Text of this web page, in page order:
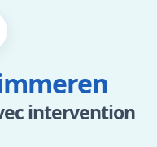
intervention